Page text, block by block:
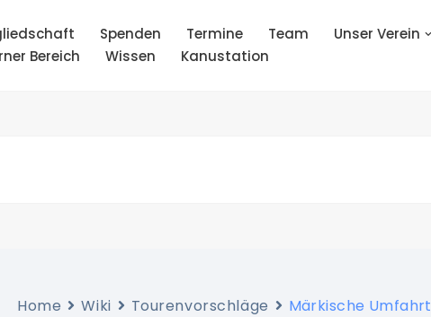
Spenden Termine Team Unser Verein
Bereich
Wissen Kanustation
Home Wiki Tourenvorschläge Märkische Umfahrt